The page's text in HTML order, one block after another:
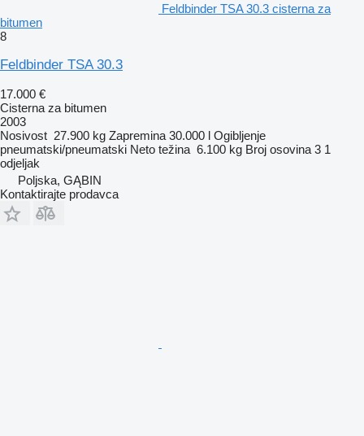
Feldbinder TSA 30.3 cisterna za
bitumen
8
Feldbinder TSA 30.3
17.000 €
Cisterna za bitumen
2003
Nosivost 27.900 kg Zapremina 30.000 l Ogibljenje
pneumatski/pneumatski Neto težina 6.100 kg Broj osovina 3 1
odjeljak
Poljska, GĄBIN
Kontaktirajte prodavca